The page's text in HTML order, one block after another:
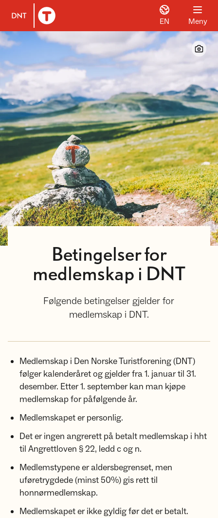
Til DNT.no forside
EN Meny
Betingelser for
medlemskap i DNT
Følgende betingelser gjelder for
medlemskap i DNT.
Medlemskap i Den Norske Turistforening (DNT)
følger kalenderåret og gjelder fra 1. januar til 31.
desember. Etter 1. september kan man kjøpe
medlemskap for påfølgende år.
Medlemskapet er personlig.
Det er ingen angrerett på betalt medlemskap i hht
til Angrettloven § 22, ledd c og n.
Medlemstypene er aldersbegrenset, men
uføretrygdede (minst 50%) gis rett til
honnørmedlemskap.
Medlemskapet er ikke gyldig før det er betalt.